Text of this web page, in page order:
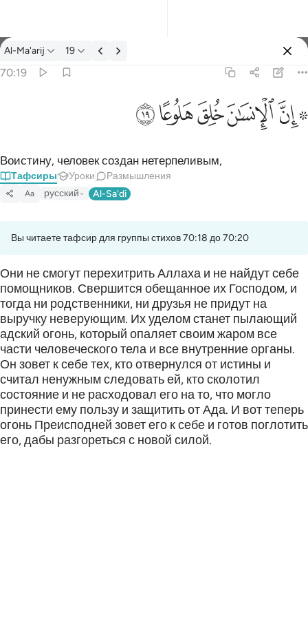
Тафсир: Al-Ma'arij 70:19
Al-Ma'arij 19
70:19
ﱪ ﱫﱬﱭﱮﱯ
Воистину, человек создан нетерпеливым,
Тафсиры Уроки Размышления
Aa русский Al-Sa'di
Вы читаете тафсир для группы стихов 70:18 до 70:20
Они не смогут перехитрить Аллаха и не найдут себе
помощников. Свершится обещанное их Господом, и
тогда ни родственники, ни друзья не придут на
выручку неверующим. Их уделом станет пылающий
адский огонь, который опаляет своим жаром все
части человеческого тела и все внутренние органы.
Он зовет к себе тех, кто отвернулся от истины и
считал ненужным следовать ей, кто сколотил
состояние и не расходовал его на то, что могло
принести ему пользу и защитить от Ада. И вот теперь
огонь Преисподней зовет его к себе и готов поглотить
его, дабы разгореться с новой силой.